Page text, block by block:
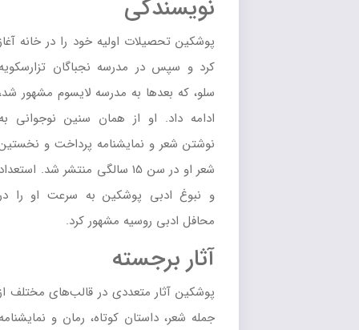
نویسندگی
پوشکین تحصیلات اولیه خود را در خانه آغاز
کرد و سپس در مدرسه نجباگان تزارسکویه
سلو، که بعدها به مدرسه لایسوم مشهور شد،
ادامه داد. او از همان سنین نوجوانی به
نوشتن شعر و نمایشنامه پرداخت و نخستین
شعر او در سن 15 سالگی منتشر شد. استعداد
و نبوغ ادبی پوشکین به سرعت او را در
محافل ادبی روسیه مشهور کرد.
آثار برجسته
پوشکین آثار متعددی در قالب‌های مختلف از
جمله شعر، داستان کوتاه، رمان و نمایشنامه